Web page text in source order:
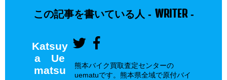
この記事を書いている人 - WRITER-
Katsuy
a Ue
matsu
熊本バイク買取査定センターの
uematuです。熊本県全域で原付バイ